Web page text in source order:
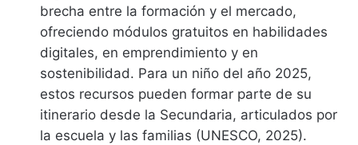
brecha entre la formación y el mercado,
ofreciendo módulos gratuitos en habilidades
digitales, en emprendimiento y en
sostenibilidad. Para un niño del año 2025,
estos recursos pueden formar parte de su
itinerario desde la Secundaria, articulados por
la escuela y las familias (UNESCO, 2025).